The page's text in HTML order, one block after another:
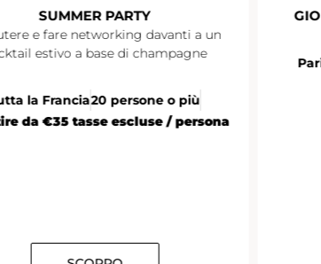
GIORNATA IMMERSIVA A RUINART
ParigiDa 10 a 12 persone